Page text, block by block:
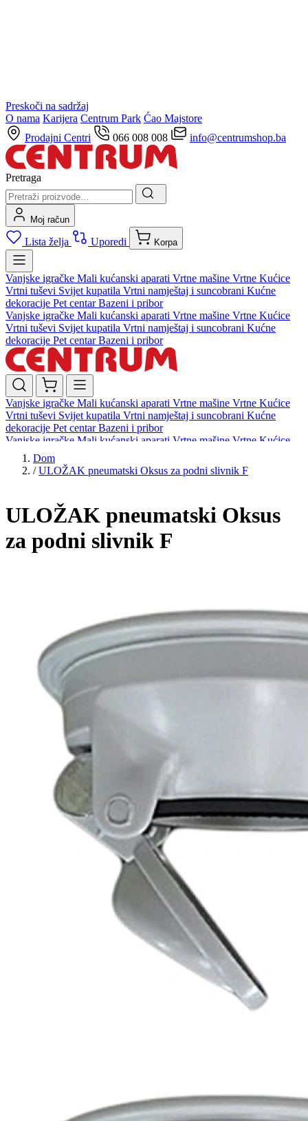
Preskoči na sadržaj
O nama Karijera Centrum Park Ćao Majstore
Prodajni Centri
066 008 008 info@centrumshop.ba
Pretraga
Moj račun
Lista želja Uporedi Korpa
Vanjske igračke Mali kućanski aparati Vrtne mašine Vrtne Kućice
Vrtni tuševi Svijet kupatila Vrtni namještaj i suncobrani Kućne
dekoracije Pet centarBazeni i pribor
Vanjske igračke Mali kućanski aparati Vrtne mašine Vrtne Kućice
Vrtni tuševi Svijet kupatila Vrtni namještaj i suncobrani Kućne
dekoracije Pet centarBazeni i pribor
Vanjske igračke Mali kućanski aparati Vrtne mašine Vrtne Kućice
Vrtni tuševi Svijet kupatila Vrtni namještaj i suncobrani Kućne
dekoracije Pet centarBazeni i pribor
Vanjske igračke Mali kućanski aparati Vrtne mašine Vrtne Kućice
Vrtni tuševi
dekoracijePet centar Bazeni i pribor
Dom
/ ULOŽAK pneumatski Oksus za podni slivnik F
ULOŽAK pneumatski Oksus
za podni slivnik F